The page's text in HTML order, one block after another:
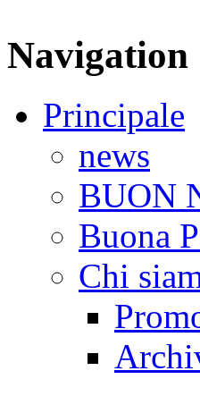
Navigation
Principale
news
BUON
Buona
Chi